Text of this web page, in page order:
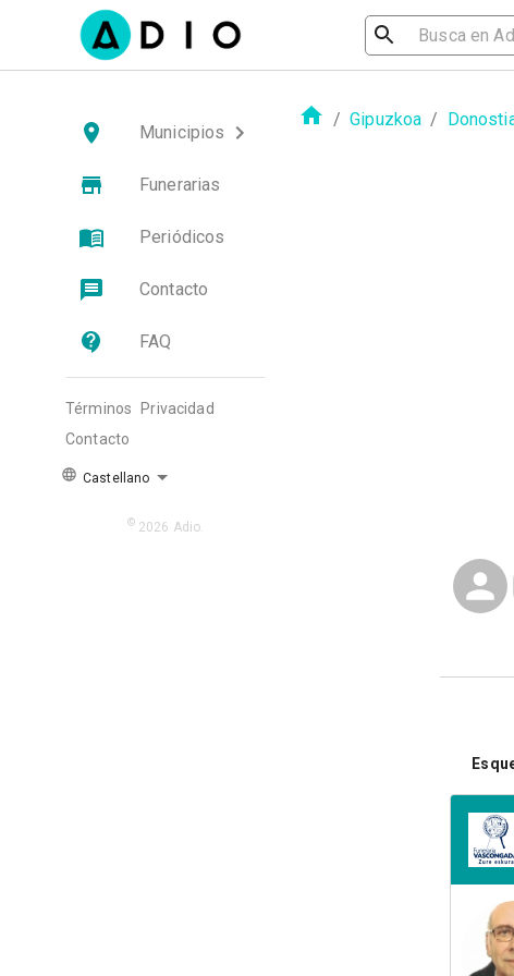
Municipios
Funerarias
Periódicos
Contacto
FAQ
Términos
Privacidad
Contacto
Castellano
© 2026 Adio.
/ Gipuzkoa /